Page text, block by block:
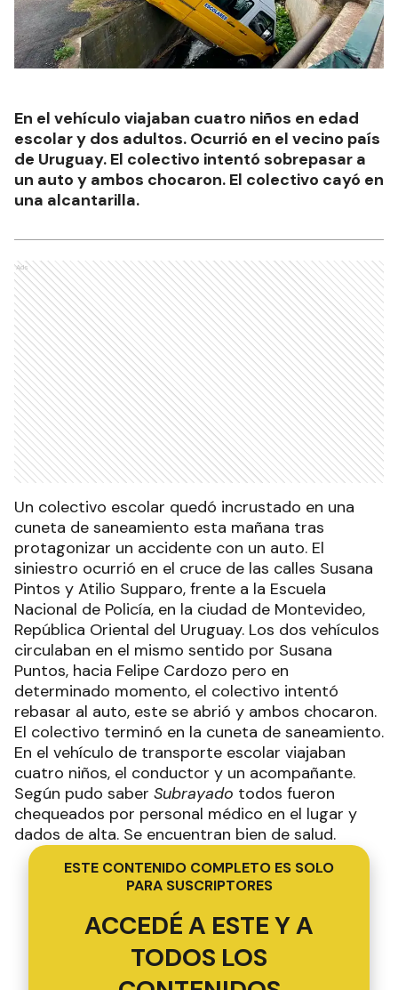
En el vehículo viajaban cuatro niños en edad
escolar y dos adultos. Ocurrió en el vecino país
de Uruguay. El colectivo intentó sobrepasar a
un auto y ambos chocaron. El colectivo cayó en
una alcantarilla.
Ads
Un colectivo escolar quedó incrustado en una
cuneta de saneamiento esta mañana tras
protagonizar un accidente con un auto. El
siniestro ocurrió en el cruce de las calles Susana
Pintos y Atilio Supparo, frente a la Escuela
Nacional de Policía, en la ciudad de Montevideo,
República Oriental del Uruguay. Los dos vehículos
circulaban en el mismo sentido por Susana
Puntos, hacia Felipe Cardozo pero en
determinado momento, el colectivo intentó
rebasar al auto, este se abrió y ambos chocaron.
El colectivo terminó en la cuneta de saneamiento.
En el vehículo de transporte escolar viajaban
cuatro niños, el conductor y un acompañante.
Según pudo saber Subrayado todos fueron
chequeados por personal médico en el lugar y
dados de alta. Se encuentran bien de salud.
ESTE CONTENIDO COMPLETO ES SOLO
PARA SUSCRIPTORES
ACCEDÉ A ESTE Y A
TODOS LOS